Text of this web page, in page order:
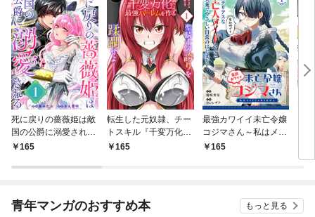
死に戻りの薔薇姫は敵
国の公爵に溺愛される
（単話版）第1話
165
転生した元奴隷、チー
トスキル『千変万化』
で最強ハーレムを作る
165
最強カワイイ未亡令嬢
コジマさん～私はメイ
ドじゃありません～
165
い
青年マンガのおすすめ本 もっと見る